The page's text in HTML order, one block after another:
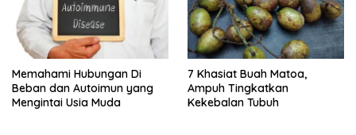
Memahami Hubungan Di
Beban dan Autoimun yang
Mengintai Usia Muda
7 Khasiat Buah Matoa,
Ampuh Tingkatkan
Kekebalan Tubuh